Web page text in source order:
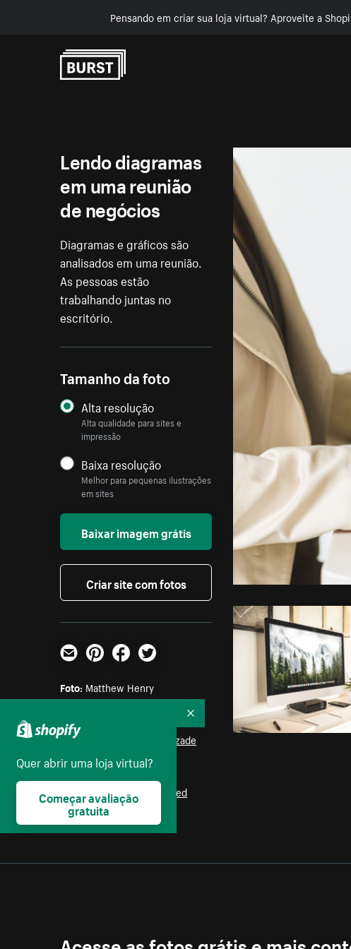
Pensando em criar sua loja virtual? Aproveite a
Lendo diagramas
em uma reunião
de negócios
Diagramas e gráficos são
analisados em uma reunião.
As pessoas estão
trabalhando juntas no
escritório.
Tamanho da foto
Alta resolução
Alta qualidade para sites e
impressão
Baixa resolução
Melhor para pequenas ilustrações
em sites
Baixar imagem grátis
Criar site com fotos
E-mailPinterestFacebookTwitter
Foto: Matthew Henry
Parte das coleções:
Negócios
Amizade
Burst Some Rights Reserved
Quer abrir uma loja virtual?
Começar avaliação
gratuita
Recolher